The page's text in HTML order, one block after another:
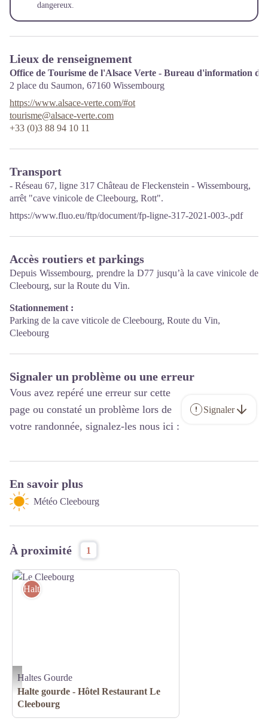
dangereux.
Lieux de renseignement
Office de Tourisme de l'Alsace Verte - Bureau d'information de
2 place du Saumon, 67160 Wissembourg
https://www.alsace-verte.com/#ot
tourisme@alsace-verte.com
+33 (0)3 88 94 10 11
Transport
- Réseau 67, ligne 317 Château de Fleckenstein - Wissembourg,
arrêt "cave vinicole de Cleebourg, Rott".
https://www.fluo.eu/ftp/document/fp-ligne-317-2021-003-.pdf
Accès routiers et parkings
Depuis Wissembourg, prendre la D77 jusqu’à la cave vinicole de
Cleebourg, sur la Route du Vin.
Stationnement :
Parking de la cave viticole de Cleebourg, Route du Vin,
Cleebourg
Signaler un problème ou une erreur
Vous avez repéré une erreur sur cette
page ou constaté un problème lors de
votre randonnée, signalez-les nous ici :
Signaler
En savoir plus
Météo Cleebourg
À proximité 1
Le Cleebourg
Haltes Gourde
Haltes Gourde
Halte gourde - Hôtel Restaurant Le
Cleebourg